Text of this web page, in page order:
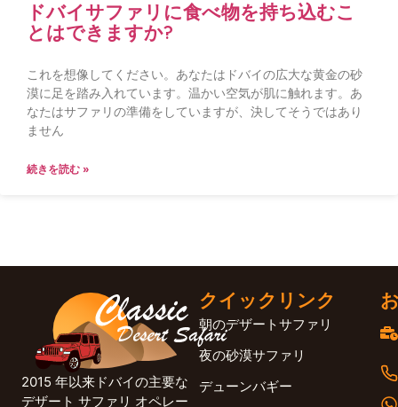
ドバイサファリに食べ物を持ち込むこ
とはできますか?
これを想像してください。あなたはドバイの広大な黄金の砂
漠に足を踏み入れています。温かい空気が肌に触れます。あ
なたはサファリの準備をしていますが、決してそうではあり
ません
続きを読む »
2015 年以来ドバイの主要な
デザート サファリ オペレー
クイックリンク
朝のデザートサファリ
夜の砂漠サファリ
デューンバギー